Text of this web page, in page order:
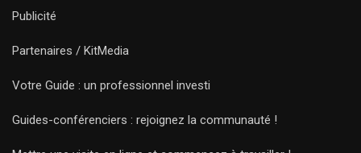
Publicité
Partenaires / KitMedia
Votre Guide : un professionnel investi
Guides-conférenciers : rejoignez la communauté !